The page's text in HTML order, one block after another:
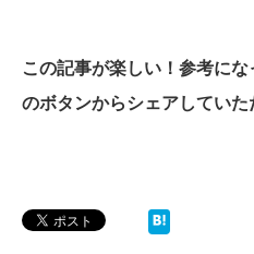
この記事が楽しい！参考に
のボタンからシェアしていた